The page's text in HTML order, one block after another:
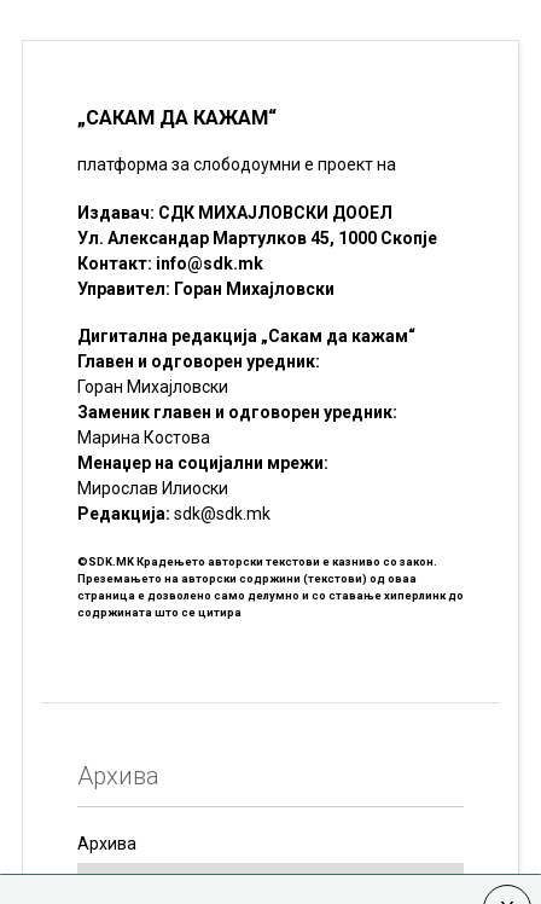
„САКАМ ДА КАЖАМ“
платформа за слободоумни е проект на
Издавач: СДК МИХАЈЛОВСКИ ДООЕЛ
Ул. Александар Мартулков 45, 1000 Скопје
Контакт: info@sdk.mk
Управител: Горан Михајловски
Дигитална редакција „Сакам да кажам“
Главен и одговорен уредник:
Горан Михајловски
Заменик главен и одговорен уредник:
Марина Костова
Менаџер на социјални мрежи:
Мирослав Илиоски
Редакцијa: sdk@sdk.mk
©SDK.MK Крадењето авторски текстови е казниво со закон.
Преземањето на авторски содржини (текстови) од оваа
страница е дозволено само делумно и со ставање хиперлинк до
содржината што се цитира
Архива
Архива